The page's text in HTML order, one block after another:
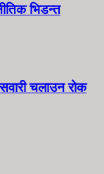
भिडन्त
चलाउन रोक